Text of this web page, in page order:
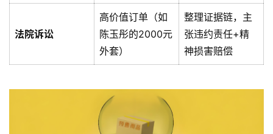
法院诉讼
高价值订单（如
陈玉彤的2000元
外套）
整理证据链，主
张违约责任+精
神损害赔偿